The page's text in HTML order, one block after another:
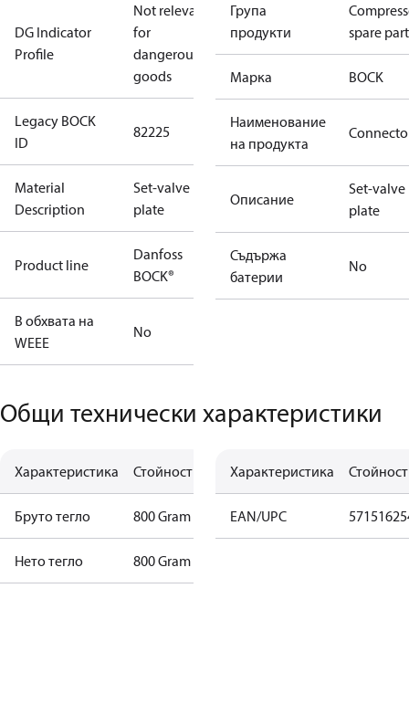
DG Indicator
Profile
Not relevant
for
dangerous
goods
Legacy BOCK
ID
82225
Material
Description
Set-valve
plate
Product line
Danfoss
BOCK®
В обхвата на
WEEE
No
Група
продукти
spare
Марка BOCK
Наименование
на продукта
Описание
Set-valve
plate
Съдържа
батерии
No
Общи технически характеристики
Характеристика Стойност
Бруто тегло 800 Gram
Нето тегло 800 Gram
Характеристика Стойност
EAN/UPC